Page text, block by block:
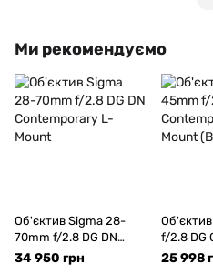
Ми рекомендуємо
Об'єктив Sigma 28-
70mm f/2.8 DG DN
Contemporary L-Mount
34 950 грн
f/2.8 DG
L Mount
25 998